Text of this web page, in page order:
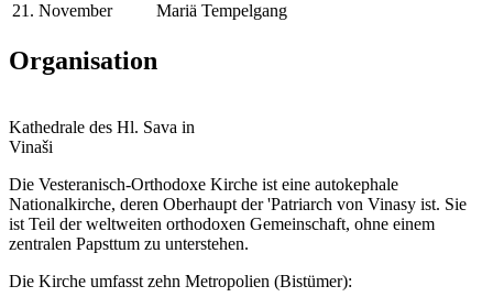
21. November
Mariä Tempelgang
Organisation
Kathedrale des Hl. Sava in
Vinaši
Die Vesteranisch-Orthodoxe Kirche ist eine autokephale
Nationalkirche, deren Oberhaupt der 'Patriarch von Vinasy ist. Sie
ist Teil der weltweiten orthodoxen Gemeinschaft, ohne einem
zentralen Papsttum zu unterstehen.
Die Kirche umfasst zehn Metropolien (Bistümer):